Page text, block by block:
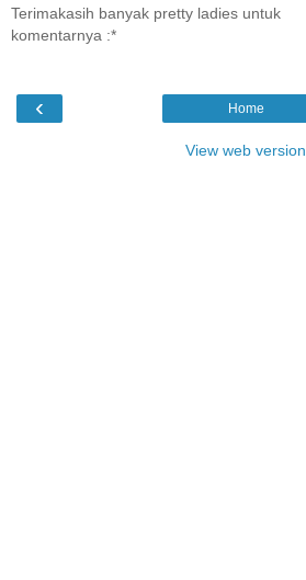
Terimakasih banyak pretty ladies untuk
komentarnya :*
‹ Home
View web version